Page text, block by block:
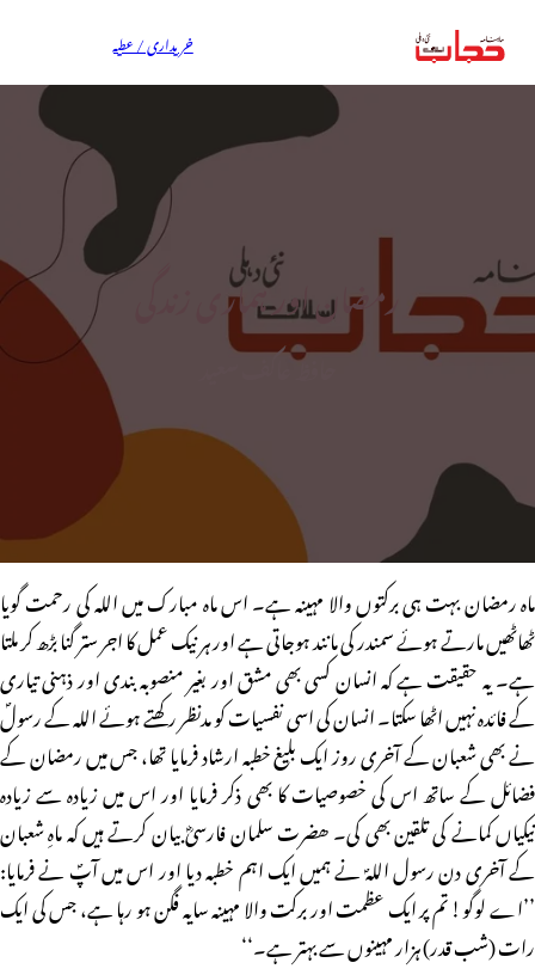
خریداری / عطیہ
رمضان اور ہماری زندگی
حافظ عاکف سعید
ماہ رمضان بہت ہی برکتوں والا مہینہ ہے۔ اس ماہ مبارک میں اللہ کی رحمت گویا
ٹھاٹھیں مارتے ہوئے سمندر کی مانند ہوجاتی ہے اور ہر نیک عمل کا اجر ستر گنا بڑھ کر ملتا
ہے۔ یہ حقیقت ہے کہ انسان کسی بھی مشق اور بغیر منصوبہ بندی اور ذہنی تیاری
کے فائدہ نہیں اٹھا سکتا۔ انسان کی اسی نفسیات کو مدنظر رکھتے ہوئے اللہ کے رسولؐ
نے بھی شعبان کے آخری روز ایک بلیغ خطبہ ارشاد فرمایا تھا، جس میں رمضان کے
فضائل کے ساتھ اس کی خصوصیات کا بھی ذکر فرمایا اور اس میں زیادہ سے زیادہ
نیکیاں کمانے کی تلقین بھی کی۔ ھضرت سلمان فارسیؓ بیان کرتے ہیں کہ ماہِ شعبان
کے آخری دن رسول اللہؐ نے ہمیں ایک اہم خطبہ دیا اور اس میں آپؐ نے فرمایا:
’’اے لوگو! تم پر ایک عظمت اور برکت والا مہینہ سایہ فگن ہو رہا ہے، جس کی ایک
رات (شب قدر) ہزار مہینوں سے بہتر ہے۔‘‘